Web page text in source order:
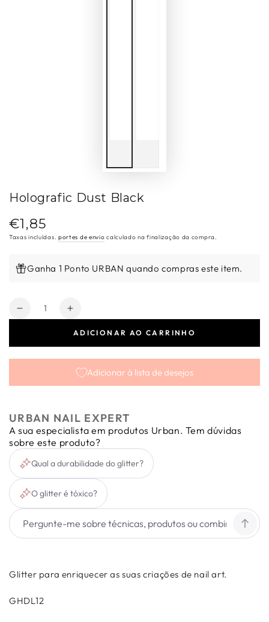
Holografic Dust Black
Preço
regular
€1,85
Taxas incluídas. portes de envio calculado na finalização da compra.
Ganha 1 Ponto URBAN quando compras este item.
Quantidade
Diminuir
Black
Aumentar
quantidade
Dust
Black
ADICIONAR AO CARRINHO
Adicionar à lista de desejos
URBAN NAIL EXPERT
A sua especialista em produtos Urban. Tem dúvidas
sobre este produto?
Qual a durabilidade do glitter?
O glitter é tóxico?
Glitter para enriquecer as suas criações de nail art.
GHDL12